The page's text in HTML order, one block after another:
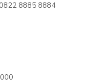
8885 8884